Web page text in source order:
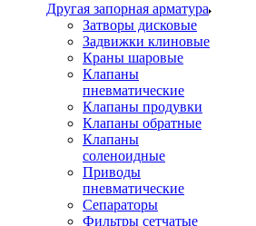
Другая запорная арматура
Затворы дисковые
Задвижки клиновые
Краны шаровые
Клапаны
пневматические
Клапаны продувки
Клапаны обратные
Клапаны
соленоидные
Приводы
пневматические
Сепараторы
Фильтры сетчатые